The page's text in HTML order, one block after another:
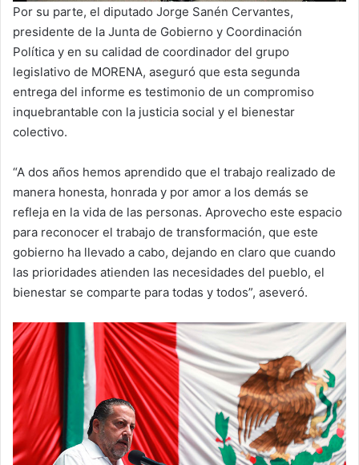
Por su parte, el diputado Jorge Sanén Cervantes,
presidente de la Junta de Gobierno y Coordinación
Política y en su calidad de coordinador del grupo
legislativo de MORENA, aseguró que esta segunda
entrega del informe es testimonio de un compromiso
inquebrantable con la justicia social y el bienestar
colectivo.
“A dos años hemos aprendido que el trabajo realizado de
manera honesta, honrada y por amor a los demás se
refleja en la vida de las personas. Aprovecho este espacio
para reconocer el trabajo de transformación, que este
gobierno ha llevado a cabo, dejando en claro que cuando
las prioridades atienden las necesidades del pueblo, el
bienestar se comparte para todas y todos”, aseveró.